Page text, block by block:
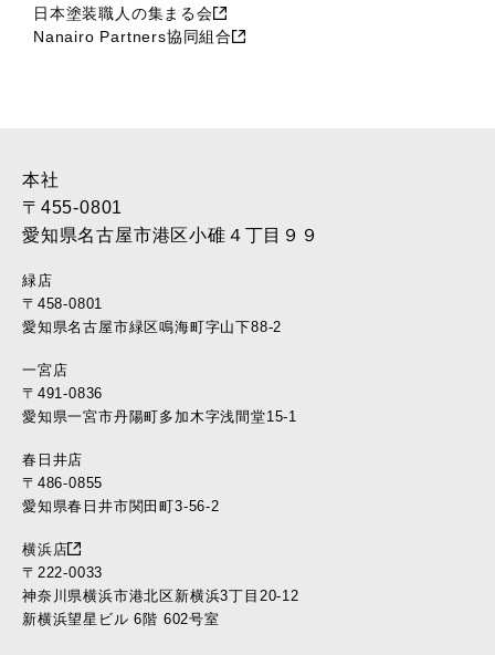
2017年6月 (21)
2017年5月 (17)
2016年12月 (37)
2016年11月 (39)
2016年10月 (37)
2016年8月 (30)
2016年7月 (40)
2016年5月 (34)
2016年4月 (35)
2016年3月 (17)
2016年2月 (22)
2016年1月 (10)
2015年12月 (11)
2015年11月 (11)
2015年10月 (12)
2015年9月 (18)
2015年8月 (22)
日本塗装職人の集まる会
Nanairo Partners協同組合
本社
〒455-0801
愛知県名古屋市港区小碓４丁目９９
緑店
〒458-0801
愛知県名古屋市緑区鳴海町字山下88-2
一宮店
〒491-0836
愛知県一宮市丹陽町多加木字浅間堂15-1
春日井店
〒486-0855
愛知県春日井市関田町3-56-2
横浜店
〒222-0033
神奈川県横浜市港北区新横浜3丁目20-12
新横浜望星ビル 6階 602号室